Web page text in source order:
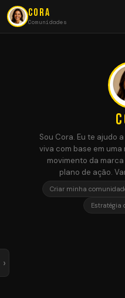
›
CORA
Comunidades
Sou Cora. Eu te ajudo
viva com base em uma
movimento da
plano de ação.
Criar minha
Estratégia